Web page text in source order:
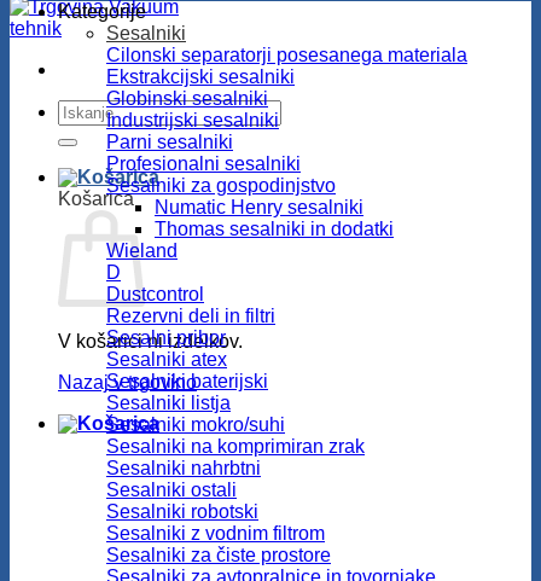
Išči:
Košarica
V košarici ni izdelkov.
Nazaj v trgovino
Kategorije
Sesalniki
Cilonski separatorji posesanega materiala
Ekstrakcijski sesalniki
Globinski sesalniki
Industrijski sesalniki
Parni sesalniki
Profesionalni sesalniki
Sesalniki za gospodinjstvo
Numatic Henry sesalniki
Thomas sesalniki in dodatki
Wieland
D
Dustcontrol
Rezervni deli in filtri
Sesalni pribor
Sesalniki atex
Sesalniki baterijski
Sesalniki listja
Sesalniki mokro/suhi
Sesalniki na komprimiran zrak
Sesalniki nahrbtni
Sesalniki ostali
Sesalniki robotski
Sesalniki z vodnim filtrom
Sesalniki za čiste prostore
Sesalniki za avtopralnice in tovornjake